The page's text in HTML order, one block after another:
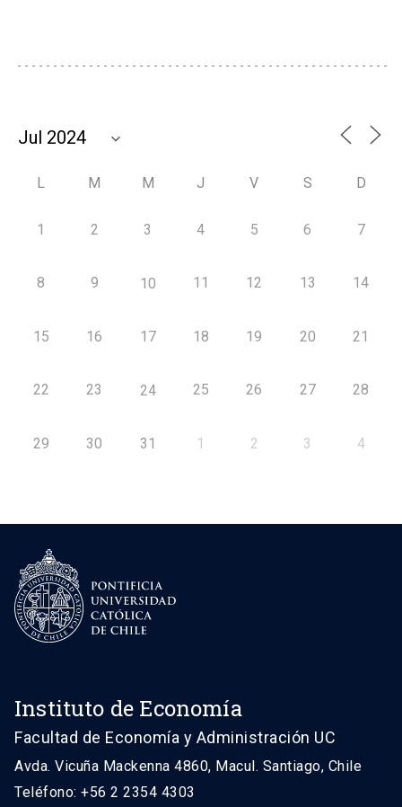
L M M J V S D
1 2 3 4 5 6 7
8 9 10 11 12 13 14
15 16 17 18 19 20 21
22 23 24 25 26 27 28
29 30 31 1 2 3 4
Instituto de Economía
Facultad de Economía y Administración UC
Avda. Vicuña Mackenna 4860, Macul. Santiago, Chile
Teléfono: +56 2 2354 4303